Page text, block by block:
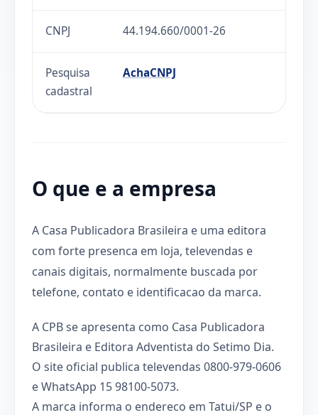
CNPJ 44.194.660/0001-26
Pesquisa
cadastral
AchaCNPJ
O que e a empresa
A Casa Publicadora Brasileira e uma editora
com forte presenca em loja, televendas e
canais digitais, normalmente buscada por
telefone, contato e identificacao da marca.
A CPB se apresenta como Casa Publicadora
Brasileira e Editora Adventista do Setimo Dia.
O site oficial publica televendas 0800-979-0606
e WhatsApp 15 98100-5073.
A marca informa o endereco em Tatui/SP e o